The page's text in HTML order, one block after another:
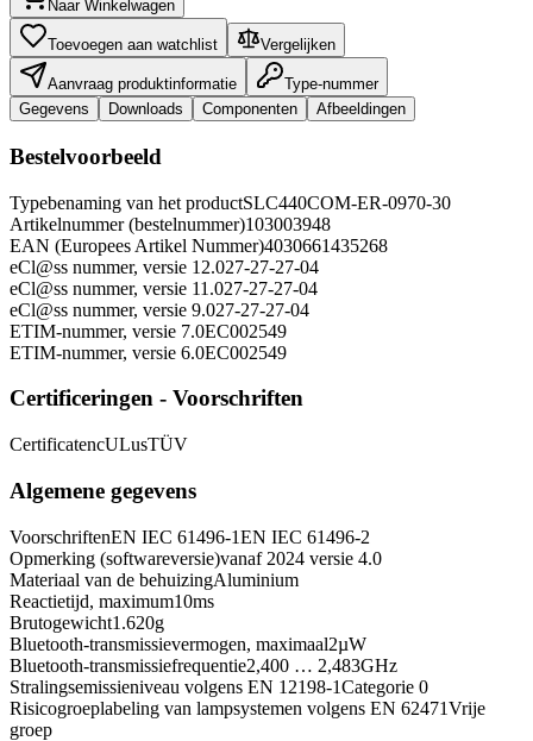
Naar Winkelwagen
Toevoegen aan watchlist Vergelijken
Aanvraag produktinformatie
Type-nummer
Gegevens
Downloads Componenten Afbeeldingen
Bestelvoorbeeld
Typebenaming van het productSLC440COM-ER-0970-30
Artikelnummer (bestelnummer)103003948
EAN (Europees Artikel Nummer)4030661435268
eCl@ss nummer, versie 12.027-27-27-04
eCl@ss nummer, versie 11.027-27-27-04
eCl@ss nummer, versie 9.027-27-27-04
ETIM-nummer, versie 7.0EC002549
ETIM-nummer, versie 6.0EC002549
Certificeringen - Voorschriften
CertificatencULusTÜV
Algemene gegevens
VoorschriftenEN IEC 61496-1EN IEC 61496-2
Opmerking (softwareversie)vanaf 2024 versie 4.0
Materiaal van de behuizingAluminium
Reactietijd, maximum10ms
Brutogewicht1.620g
Bluetooth-transmissievermogen, maximaal2µW
Bluetooth-transmissiefrequentie2,400 … 2,483GHz
Stralingsemissieniveau volgens EN 12198-1Categorie 0
Risicogroeplabeling van lampsystemen volgens EN 62471Vrije
groep